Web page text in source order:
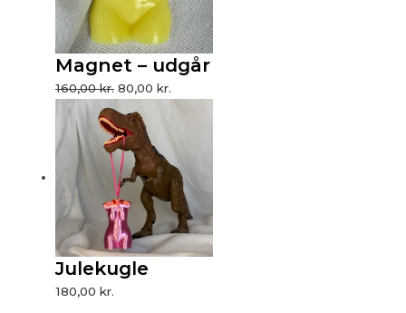
Magnet – udgår
160,00kr. 80,00kr.
Julekugle
180,00kr.